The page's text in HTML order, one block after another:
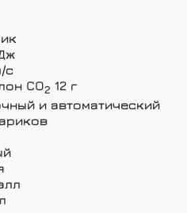
с
CO2 12 г
и автоматический